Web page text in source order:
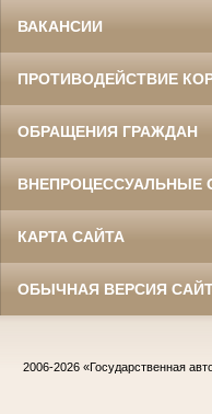
ВАКАНСИИ
ПРОТИВОДЕЙСТВИЕ
ОБРАЩЕНИЯ ГРАЖДАН
ВНЕПРОЦЕССУАЛЬНЫЕ
КАРТА САЙТА
ОБЫЧНАЯ ВЕРСИЯ
2006-2026 «Государственная